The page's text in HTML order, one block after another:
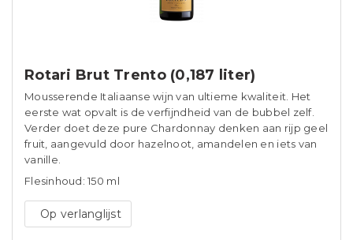
Rotari Brut Trento (0,187 liter)
Mousserende Italiaanse wijn van ultieme kwaliteit. Het
eerste wat opvalt is de verfijndheid van de bubbel zelf.
Verder doet deze pure Chardonnay denken aan rijp geel
fruit, aangevuld door hazelnoot, amandelen en iets van
vanille.
Flesinhoud: 150 ml
Op verlanglijst